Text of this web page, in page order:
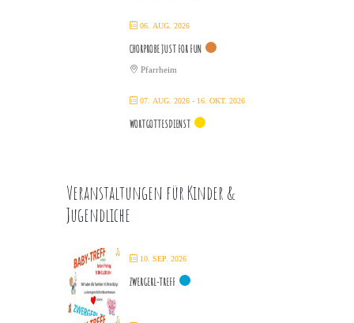
06. AUG. 2026
CHORPROBE JUST FOR FUN
Pfarrheim
07. AUG. 2026 - 16. OKT. 2026
WORTGOTTESDIENST
Veranstaltungen für Kinder &
Jugendliche
10. SEP. 2026
ZWERGERL-TREFF